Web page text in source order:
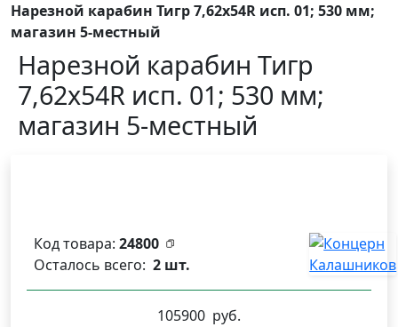
Нарезной карабин Тигр 7,62x54R исп. 01; 530 мм;
магазин 5-местный
Нарезной карабин Тигр
7,62x54R исп. 01; 530 мм;
магазин 5-местный
Код товара: 24800
Осталось всего: 2 шт.
105900 руб.